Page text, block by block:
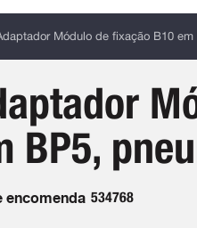
Módulo de fixação B10 em
BP5,
encomenda 534768